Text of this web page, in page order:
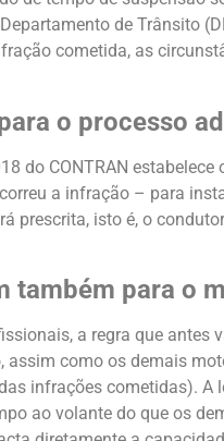
de Trânsito
cometida, as
o processo
do CONTRAN
a infração – para
prescrita, isto é, o
também para o
a regra que
assim como os demais
infrações cometidas).
ao volante do que os